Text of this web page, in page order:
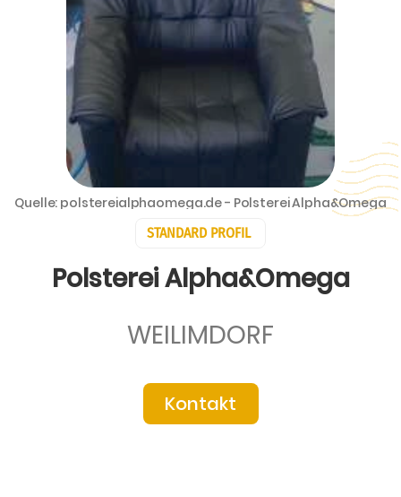
STANDARD PROFIL
Polsterei Alpha&Omega
WEILIMDORF
Kontakt
Quelle: polstereialphaomega.de - Polsterei Alpha&Omega